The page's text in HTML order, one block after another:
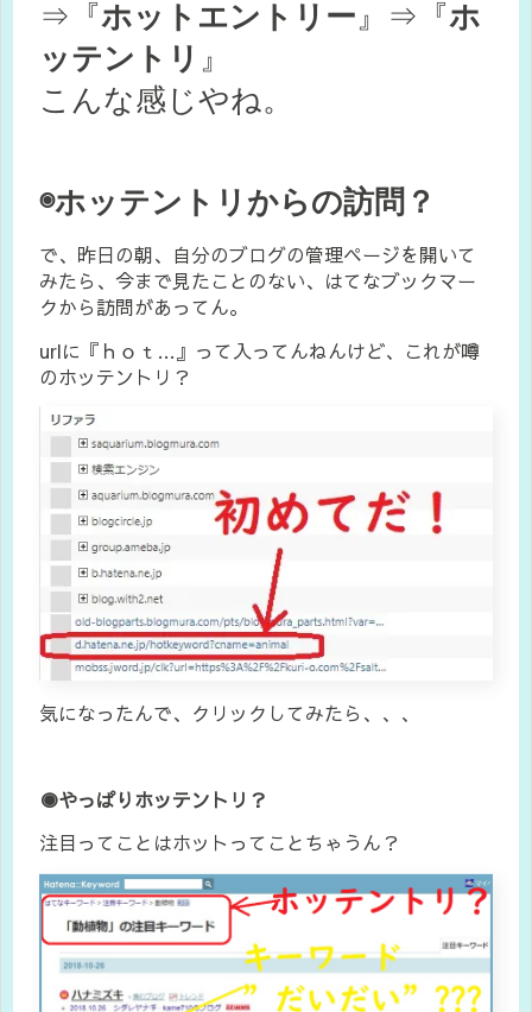
⇒『 ホットエントリー 』⇒『 ホ
ッテントリ 』
こんな感じやね。
◉ホッテントリからの訪問？
で、昨日の朝、自分のブログの管理ページを開いて
みたら、今まで見たことのない、はてなブックマー
クから訪問があってん。
urlに『ｈｏｔ…』って入ってんねんけど、これが噂
のホッテントリ？
気になったんで、クリックしてみたら、、、
◉やっぱりホッテントリ？
注目ってことはホットってことちゃうん？